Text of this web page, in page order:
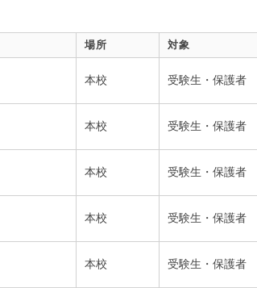
場所 対象
本校 受験生・保護者
本校 受験生・保護者
本校 受験生・保護者
本校 受験生・保護者
本校 受験生・保護者